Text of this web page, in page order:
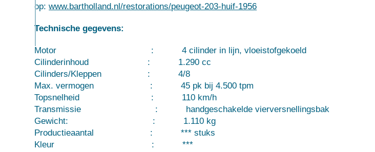
op:www.bartholland.nl/restorations/peugeot-203-huif-1956
Technische gegevens:
Motor : 4 cilinder in lijn, vloeistofgekoeld
Cilinderinhoud : 1.290 cc
Cilinders/Kleppen : 4/8
Max. vermogen : 45 pk bij 4.500 tpm
Topsnelheid : 110 km/h
Transmissie : handgeschakelde vierversnellingsbak
Gewicht: : 1.110 kg
Productieaantal : *** stuks
Kleur : ***